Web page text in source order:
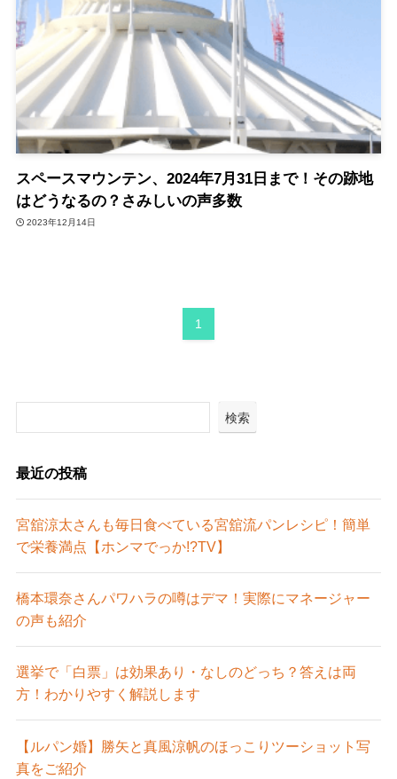
スペースマウンテン、2024年7月31日まで！その跡地
はどうなるの？さみしいの声多数
2023年12月14日
1
検索
最近の投稿
宮舘涼太さんも毎日食べている宮舘流パンレシピ！簡単
で栄養満点【ホンマでっか!?TV】
橋本環奈さんパワハラの噂はデマ！実際にマネージャー
の声も紹介
選挙で「白票」は効果あり・なしのどっち？答えは両
方！わかりやすく解説します
【ルパン婚】勝矢と真風涼帆のほっこりツーショット写
真をご紹介